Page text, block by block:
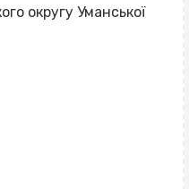
округу Уманської